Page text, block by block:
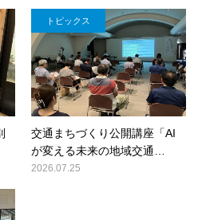
トピックス
交通まちづくり公開講座「AI
が変える未来の地域交通…
2026.07.25